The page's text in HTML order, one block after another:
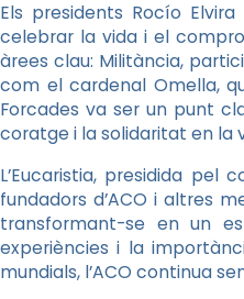
Els presidents Rocío
celebrar la vida i el
àrees clau: Militància,
com el cardenal Omella,
Forcades va ser un punt
coratge i la solidaritat en la
L’Eucaristia, presidida pel
fundadors d’ACO i altres
transformant-se en un
experiències i la
mundials, l’ACO continua